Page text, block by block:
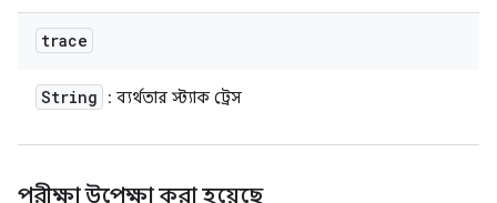
trace
String : ব্যর্থতার স্ট্যাক ট্রেস
পরীক্ষা উপেক্ষা করা হয়েছে